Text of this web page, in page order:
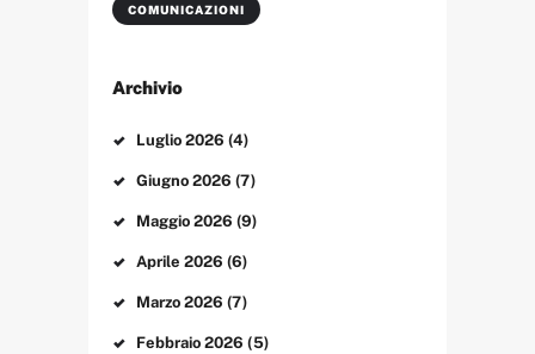
COMUNICAZIONI
Archivio
Luglio 2026 (4)
Giugno 2026 (7)
Maggio 2026 (9)
Aprile 2026 (6)
Marzo 2026 (7)
Febbraio2026 (5)